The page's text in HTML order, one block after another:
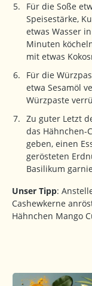
Für die Soße
Speisestärke,
etwas Wasser
Minuten
mit etwas
Für die
etwa Sesamöl
Würzpaste
Zu guter Letzt
das Hähnchen-
geben, einen
gerösteten
Basilikum
Unser Tipp:
Cashewkerne
Hähnchen Mango